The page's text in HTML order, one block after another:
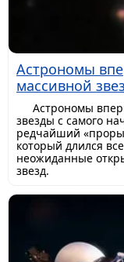
Астрономы
массивной
Астрономы
звезды с самого
редчайший
который длился
неожиданные
звезд.